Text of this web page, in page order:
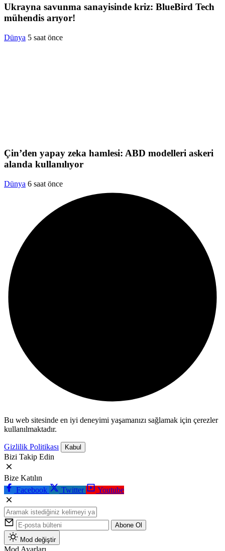
Ukrayna savunma sanayisinde kriz: BlueBird Tech
mühendis arıyor!
Dünya 5 saat önce
Çin’den yapay zeka hamlesi: ABD modelleri askeri
alanda kullanılıyor
Dünya 6 saat önce
Bu web sitesinde en iyi deneyimi yaşamanızı sağlamak için çerezler
kullanılmaktadır.
Gizlilik Politikası Kabul
Bizi Takip Edin
Bize Katılın
Facebook
Twitter Youtube
Abone Ol
Mod değiştir
Mod Ayarları